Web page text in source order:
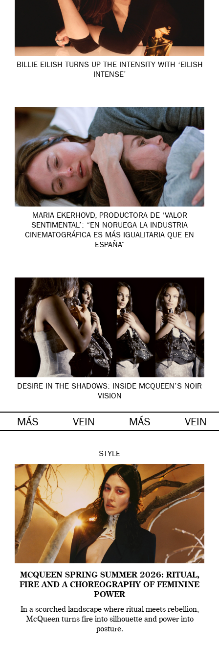
BILLIE EILISH TURNS UP THE INTENSITY WITH ‘EILISH
INTENSE’
MARIA EKERHOVD, PRODUCTORA DE ‘VALOR
SENTIMENTAL’: “EN NORUEGA LA INDUSTRIA
CINEMATOGRÁFICA ES MÁS IGUALITARIA QUE EN
ESPAÑA”
DESIRE IN THE SHADOWS: INSIDE MCQUEEN’S NOIR
VISION
MÁS VEIN MÁS VEIN
STYLE
MCQUEEN SPRING SUMMER 2026: RITUAL,
FIRE AND A CHOREOGRAPHY OF FEMININE
POWER
In a scorched landscape where ritual meets rebellion,
McQueen turns fire into silhouette and power into
posture.